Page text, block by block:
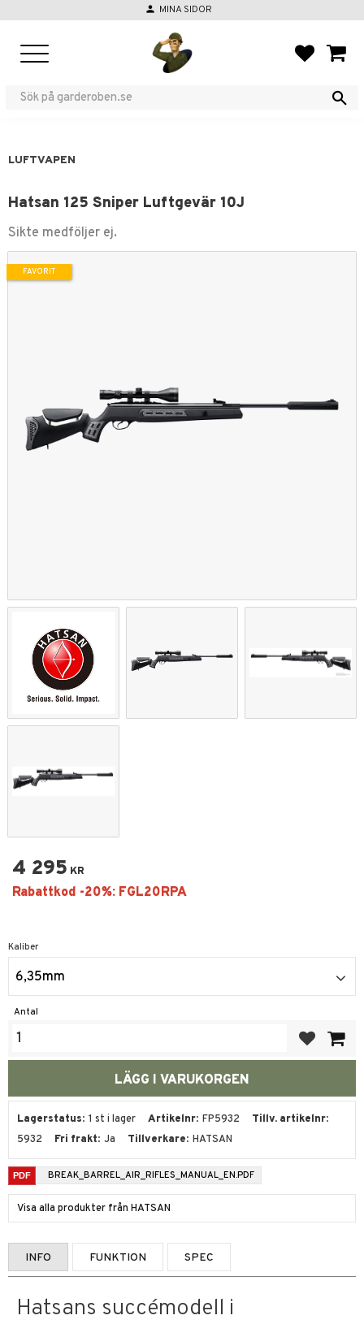
person MINA SIDOR
LUFTVAPEN
Hatsan 125 Sniper Luftgevär 10J
Sikte medföljer ej.
FAVORIT
4 295 KR
Kaliber
6,35mm
Antal
Lagerstatus 1 st i lager Artikelnr FP5932
Tillv. artikelnr
5932
Fri frakt Ja Tillverkare HATSAN
BREAK_BARREL_AIR_RIFLES_MANUAL_EN.PDF
Visa alla produkter från HATSAN
INFO FUNKTION SPEC
Hatsans succémodell i